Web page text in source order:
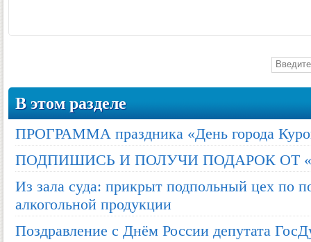
В этом разделе
ПРОГРАММА праздника «День города
ПОДПИШИСЬ И ПОЛУЧИ ПОДАРОК ОТ
Из зала суда: прикрыт подпольный цех по
алкогольной продукции
Поздравление с Днём России депутата